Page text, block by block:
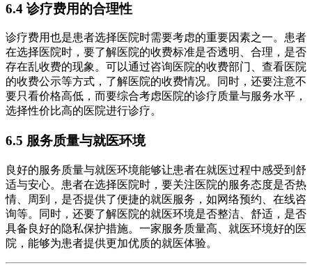
6.4 诊疗费用的合理性
诊疗费用也是患者选择医院时需要考虑的重要因素之一。患者
在选择医院时，要了解医院的收费标准是否透明、合理，是否
存在乱收费的现象。可以通过咨询医院的收费部门、查看医院
的收费公示等方式，了解医院的收费情况。同时，还要注意不
要只看价格高低，而要综合考虑医院的诊疗质量与服务水平，
选择性价比高的医院进行诊疗。
6.5 服务质量与就医环境
良好的服务质量与就医环境能够让患者在就医过程中感受到舒
适与安心。患者在选择医院时，要关注医院的服务态度是否热
情、周到，是否提供了便捷的就医服务，如网络预约、在线咨
询等。同时，还要了解医院的就医环境是否整洁、舒适，是否
具备良好的隐私保护措施。一家服务质量高、就医环境好的医
院，能够为患者提供更加优质的就医体验。